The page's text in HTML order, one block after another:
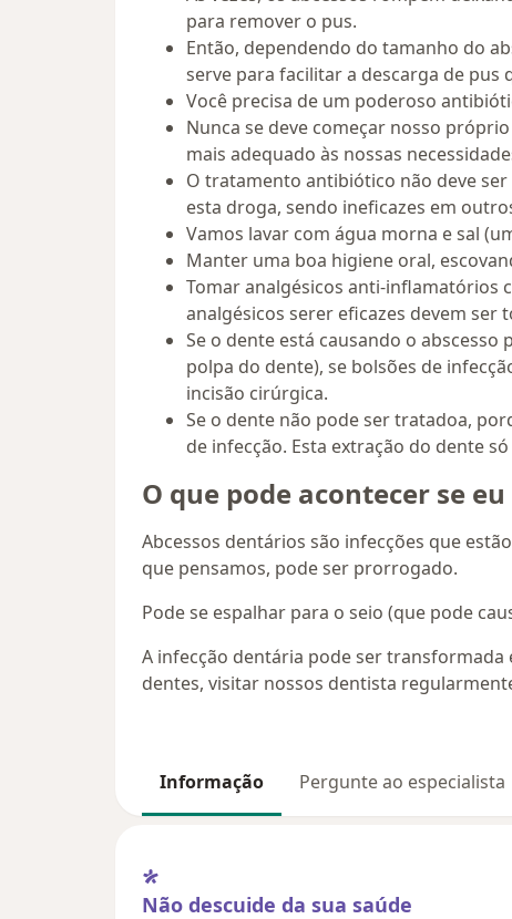
para remover o pus.
Então, dependendo do tamanho do
serve para facilitar a descarga de pus
Você precisa de um poderoso
Nunca se deve começar nosso
mais adequado às nossas
O tratamento antibiótico não deve
esta droga, sendo ineficazes em
Vamos lavar com água morna e sal
Manter uma boa higiene oral,
Tomar analgésicos anti-inflamatórios
analgésicos serer eficazes devem
Se o dente está causando o
polpa do dente), se bolsões de
incisão cirúrgica.
Se o dente não pode ser tratadoa,
de infecção. Esta extração do dente
O que pode acontecer se
Abcessos dentários são infecções que
que pensamos, pode ser prorrogado.
Pode se espalhar para o seio (que pode
A infecção dentária pode ser transformada
dentes, visitar nossos dentista
Informação Pergunte ao especialista
Não descuide da sua saúde